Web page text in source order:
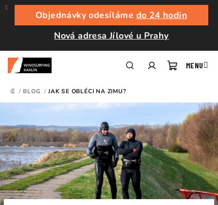
Přejít
obsah
Objednávky odesíláme do 24 hodin
Nová adresa Jílové u Prahy
košík
DOMŮ
/ BLOG / JAK SE OBLÉCI NA ZIMU?